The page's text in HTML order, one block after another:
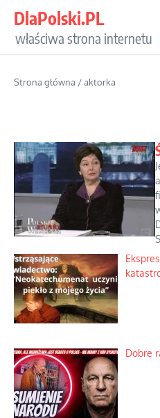
DlaPolski.PL
właściwa strona internetu
Strona główna /aktorka
Dobre